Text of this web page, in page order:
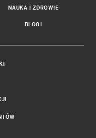
NAUKA I ZDROWIE
BLOGI